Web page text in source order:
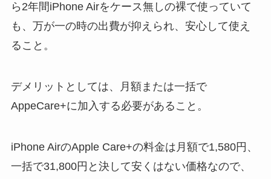
ら2年間iPhone Airをケース無しの裸で使っていて
も、万が一の時の出費が抑えられ、安心して使え
ること。
デメリットとしては、月額または一括で
AppeCare+に加入する必要があること。
iPhone AirのApple Care+の料金は月額で1,580円、
一括で31,800円と決して安くはない価格なので、